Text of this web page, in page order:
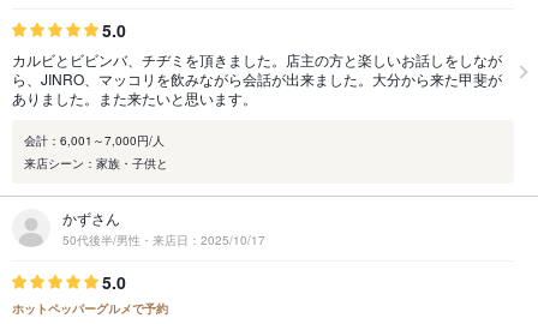
5.0
カルビとビビンバ、チヂミを頂きました。店主の方と楽しいお話しをしなが
ら、JINRO、マッコリを飲みながら会話が出来ました。大分から来た甲斐が
ありました。また来たいと思います。
会計：6,001～7,000円/人
来店シーン：家族・子供と
かずさん
50代後半/男性・来店日：2025/10/17
5.0
ホットペッパーグルメで予約